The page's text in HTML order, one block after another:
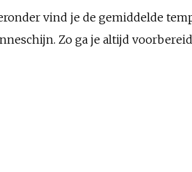
vind je de gemiddelde
Zo ga je altijd